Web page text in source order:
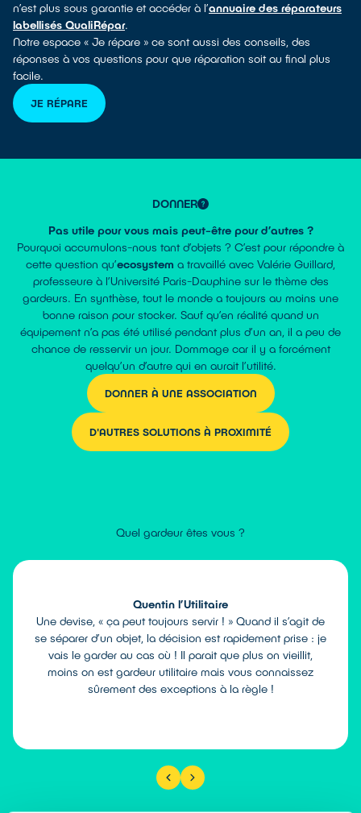
n’est plus sous garantie et accéder à l’annuaire des réparateurs
labellisés QualiRépar.
Notre espace « Je répare » ce sont aussi des conseils, des
réponses à vos questions pour que réparation soit au final plus
facile.
JE RÉPARE
DONNER
Pas utile pour vous mais peut-être pour d’autres ?
Pourquoi accumulons-nous tant d’objets ? C’est pour répondre à
cette question qu’ecosystem a travaillé avec Valérie Guillard,
professeure à l’Université Paris-Dauphine sur le thème des
gardeurs. En synthèse, tout le monde a toujours au moins une
bonne raison pour stocker. Sauf qu’en réalité quand un
équipement n’a pas été utilisé pendant plus d’un an, il a peu de
chance de resservir un jour. Dommage car il y a forcément
quelqu’un d’autre qui en aurait l’utilité.
DONNER À UNE ASSOCIATION
D'AUTRES SOLUTIONS À PROXIMITÉ
Quel gardeur êtes vous ?
Quentin l’Utilitaire
Une devise, « ça peut toujours servir ! » Quand il s’agit de
se séparer d’un objet, la décision est rapidement prise : je
vais le garder au cas où ! Il parait que plus on vieillit,
moins on est gardeur utilitaire mais vous connaissez
sûrement des exceptions à la règle !